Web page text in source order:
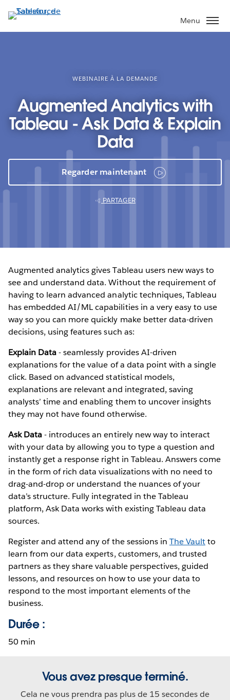
Aller
au
contenu
Menu
WEBINAIRE À LA DEMANDE
Augmented Analytics with
Tableau - Ask Data & Explain
Data
Regarder maintenant
PARTAGER
Augmented analytics gives Tableau users new ways to
see and understand data. Without the requirement of
having to learn advanced analytic techniques, Tableau
has embedded AI/ML capabilities in a very easy to use
way so you can more quickly make better data-driven
decisions, using features such as:
Explain Data- seamlessly provides AI-driven
explanations for the value of a data point with a single
click. Based on advanced statistical models,
explanations are relevant and integrated, saving
analysts’ time and enabling them to uncover insights
they may not have found otherwise.
Ask Data- introduces an entirely new way to interact
with your data by allowing you to type a question and
instantly get a response right in Tableau. Answers come
in the form of rich data visualizations with no need to
drag-and-drop or understand the nuances of your
data’s structure. Fully integrated in the Tableau
platform, Ask Data works with existing Tableau data
sources.
Register and attend any of the sessions in The Vaultto
learn from our data experts, customers, and trusted
partners as they share valuable perspectives, guided
lessons, and resources on how to use your data to
respond to the most important elements of the
business.
Durée :
50 min
Vous avez presque terminé.
Cela ne vous prendra pas plus de 15 secondes de